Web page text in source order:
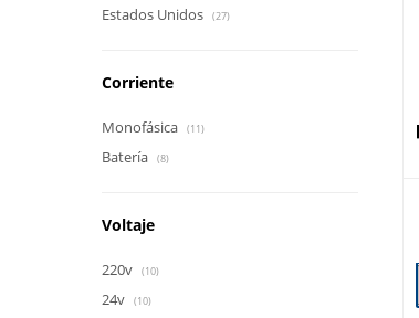
Estados Unidos (27)
Corriente
Monofásica (11)
Batería (8)
Voltaje
220v (10)
24v (10)